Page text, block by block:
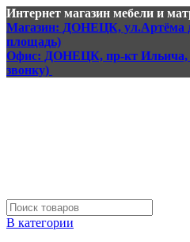
Интернет магазин мебели и
Магазин: ДОНЕЦК, ул.Артёма
площадь)
Офис: ДОНЕЦК, пр-кт Ильича,
звонку)
В категории